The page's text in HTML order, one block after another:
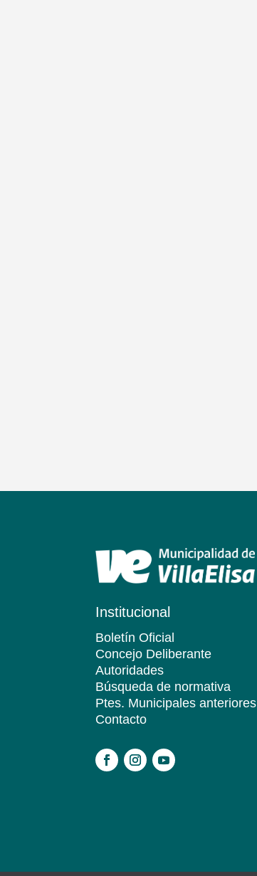
Institucional
Boletín Oficial
Concejo Deliberante
Autoridades
Búsqueda de normativa
Ptes. Municipales anteriores
Contacto